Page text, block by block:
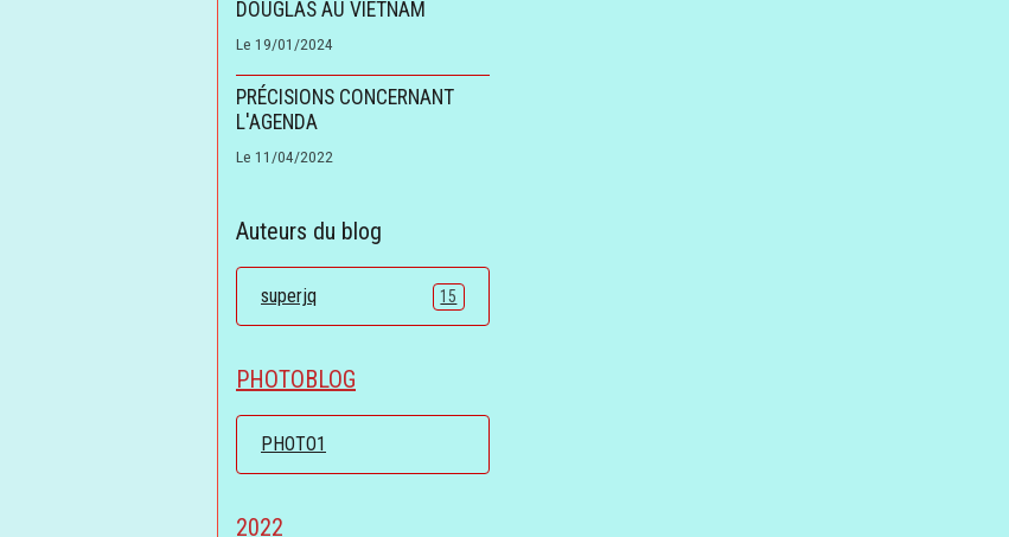
DOUGLAS AU VIETNAM
Le 19/01/2024
PRÉCISIONS CONCERNANT
L'AGENDA
Le 11/04/2022
Auteurs du blog
superjq 15
PHOTOBLOG
PHOTO1
2022